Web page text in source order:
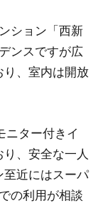
ション「西新
ンスですが広
り、室内は開放
ニター付きイ
、安全な一人
至近にはスーパ
の利用が相談